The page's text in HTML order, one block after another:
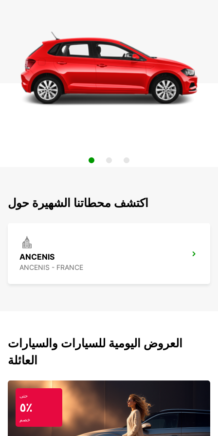
اكتشف محطاتنا الشهيرة حول
ANCENIS
ANCENIS - FRANCE
العروض اليومية للسيارات والسيارات
العائلة
حتى
٥٪
خصم